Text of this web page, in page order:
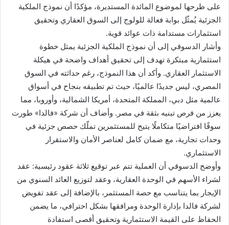
على طرحها لموضوع المائدة المستديرة، مؤكدًا أن نموذج الملكية
الجزئية يُمثّل بوابة فعالة للولوج إلى السوق العقاري وتحقيق
استثمارات مستدامة ذات عوائد قوية.
وأشار الدسوقي إلى أن نموذج الملكية الجزئية يمثل خطوة
استثمارية مبتكرة تهدف إلى تحقيق أهداف واضحة في هيكلة
الاستثمار العقاري. وأكد أن هذا النموذج، رغم حداثته في السوق
المصري، ليس جديدًا عالميًا، حيث تم تطبيقه بنجاح في أسواق
عالمية مثل دبي، المملكة المتحدة، أمريكا الشمالية، وأوروبا، مما
يعزز من فرص تبنيه بثقة في مصر. وأضاف أن شركة «فالدا» طورت
سوقًا افتراضيًا متكاملًا يتيح للمستثمرين تملّك حصص جزئية في
وحدات تجارية، مع ضمان كامل لعناصر الأمان والاستقرار
الاستثماري.
وأوضح الدسوقي أن العملية تتم عبر توقيع ثلاثة عقود رئيسية: عقد
لشراء الأسهم في الوحدة العقارية، وعقد لتوزيع العائد السنوي من
الإيجار بما يتناسب مع حصة المستثمر، بالإضافة إلى عقد تفويض
لشركة فالدا بإدارة الوحدة ومرافقها بشكل احترافي، ما يضمن
الحفاظ على القيمة الاستثمارية وتحقيق أقصى استفادة